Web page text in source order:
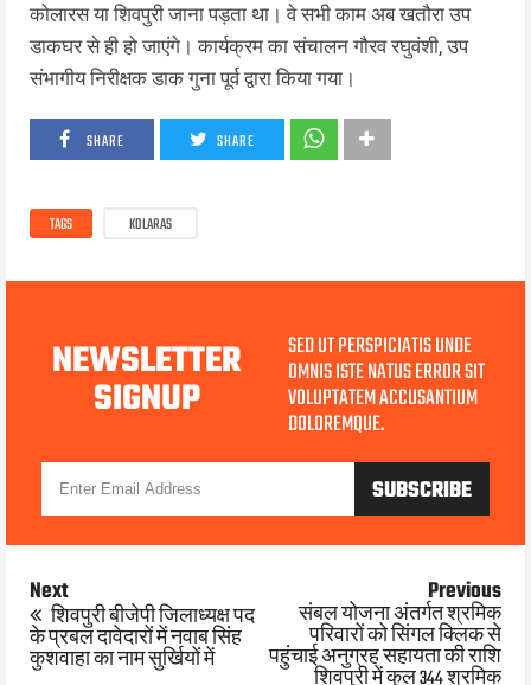
कोलारस या शिवपुरी जाना पड़ता था। वे सभी काम अब खतौरा उप
डाकघर से ही हो जाएंगे। कार्यक्रम का संचालन गौरव रघुवंशी, उप
संभागीय निरीक्षक डाक गुना पूर्व द्वारा किया गया।
SHARE SHARE
TAGS KOLARAS
NEWSLETTER
SIGNUP
SED UT PERSPICIATIS UNDE
OMNIS ISTE NATUS ERROR SIT
VOLUPTATEM ACCUSANTIUM
DOLOREMQUE.
Next
शिवपुरी बीजेपी जिलाध्यक्ष पद
के प्रबल दावेदारों में नवाब सिंह
कुशवाहा का नाम सुर्खियों में
Previous
संबल योजना अंतर्गत श्रमिक
परिवारों को सिंगल क्लिक से
पहुंचाई अनुग्रह सहायता की राशि